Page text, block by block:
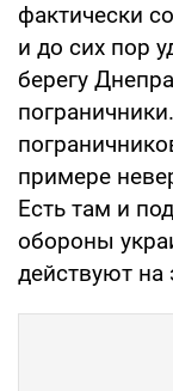
фактически
и до сих пор
берегу
примере
Есть там и
обороны
действуют на